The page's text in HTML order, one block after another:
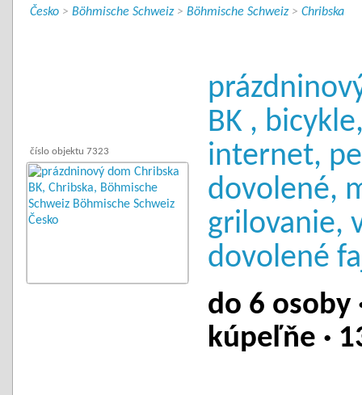
Česko > Böhmische Schweiz> Böhmische Schweiz> Chribska
číslo objektu 7323
BK ,
internet,
dovolené,
grilovanie,
dovolené
do 6 osoby
kúpeľňe ·